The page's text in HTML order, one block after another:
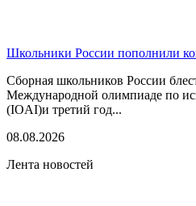
Школьники России пополнили
Сборная школьников России
Международной олимпиаде по
(IOAI)и третий год...
08.08.2026
Лента новостей